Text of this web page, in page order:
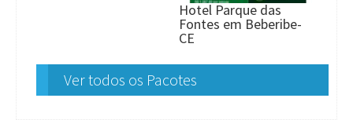
Hotel Parque das
Fontes em Beberibe-
CE
Ver todos os Pacotes